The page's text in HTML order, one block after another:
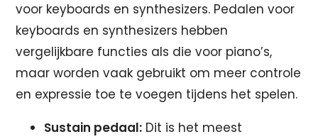
voor keyboards en synthesizers. Pedalen voor
keyboards en synthesizers hebben
vergelijkbare functies als die voor piano’s,
maar worden vaak gebruikt om meer controle
en expressie toe te voegen tijdens het spelen.
Sustain pedaal: Dit is het meest